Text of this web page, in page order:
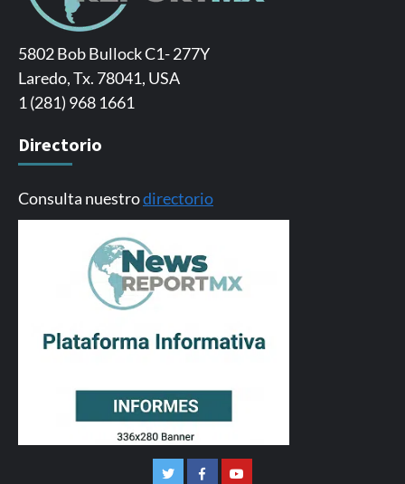
5802 Bob Bullock C1- 277Y
Laredo, Tx. 78041, USA
1 (281) 968 1661
Directorio
Consulta nuestrodirectorio